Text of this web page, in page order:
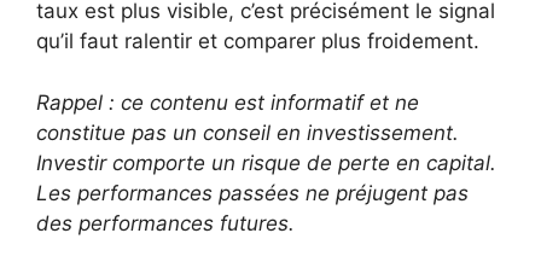
taux est plus visible, c’est précisément le signal
qu’il faut ralentir et comparer plus froidement.
Rappel : ce contenu est informatif et ne
constitue pas un conseil en investissement.
Investir comporte un risque de perte en capital.
Les performances passées ne préjugent pas
des performances futures.